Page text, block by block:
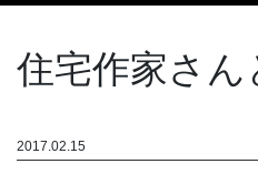
住宅作家さん
2017.02.15